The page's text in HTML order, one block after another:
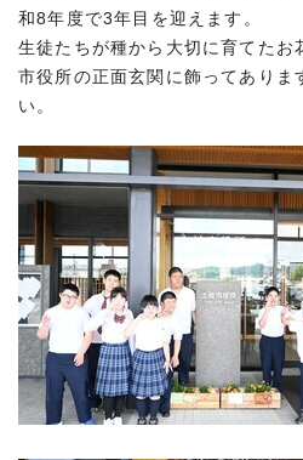
和8年度で3年目を迎えます。
生徒たちが種から大切に育てたお
市役所の正面玄関に飾ってありま
い。